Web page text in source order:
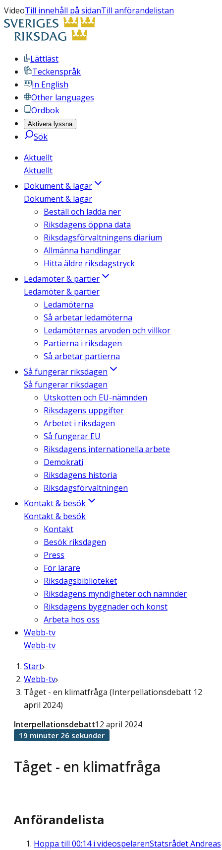
VideoTill innehåll på sidanTill anförandelistan
Lättläst
Teckenspråk
In English
Other languages
Ordbok
Aktivera lyssna
Sök
Aktuellt
Aktuellt
Dokument & lagar
Dokument & lagar
Beställ och ladda ner
Riksdagens öppna data
Riksdagsförvaltningens diarium
Allmänna handlingar
Hitta äldre riksdagstryck
Ledamöter & partier
Ledamöter & partier
Ledamöterna
Så arbetar ledamöterna
Ledamöternas arvoden och villkor
Partierna i riksdagen
Så arbetar partierna
Så fungerar riksdagen
Så fungerar riksdagen
Utskotten och EU-nämnden
Riksdagens uppgifter
Arbetet i riksdagen
Så fungerar EU
Riksdagens internationella arbete
Demokrati
Riksdagens historia
Riksdagsförvaltningen
Kontakt & besök
Kontakt & besök
Kontakt
Besök riksdagen
Press
För lärare
Riksdagsbiblioteket
Riksdagens myndigheter och nämnder
Riksdagens byggnader och konst
Arbeta hos oss
Webb-tv
Webb-tv
Start
Webb-tv
Tåget - en klimatfråga (Interpellationsdebatt 12
april 2024)
Tåget - en klimatfråga
Interpellationsdebatt12 april 2024
19 minuter 26 sekunder
Anförandelista
Hoppa till 00:14i videospelarenStatsrådet Andreas